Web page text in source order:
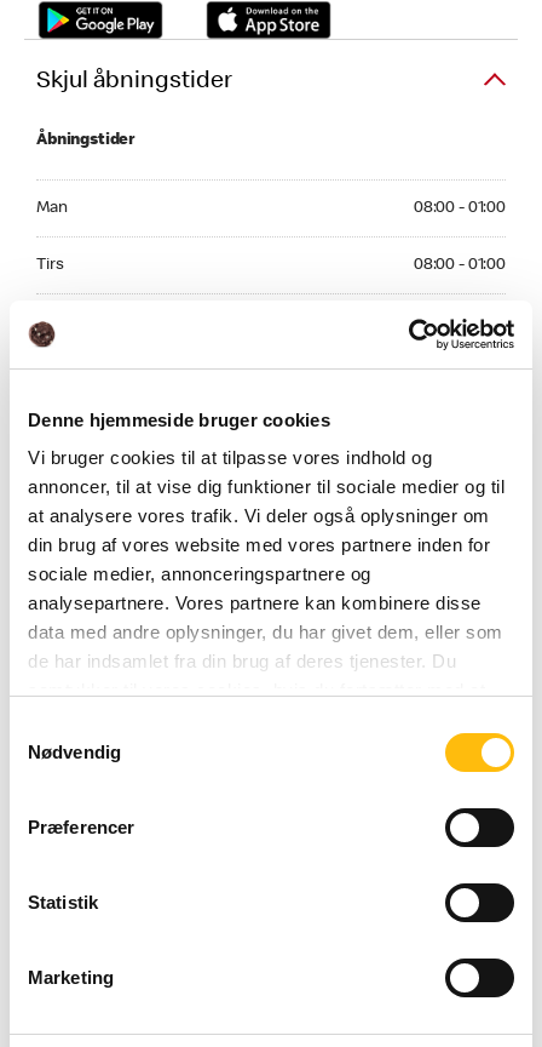
Denne hjemmeside bruger cookies
Vi bruger cookies til at tilpasse vores indhold og
annoncer, til at vise dig funktioner til sociale medier og til
at analysere vores trafik. Vi deler også oplysninger om
din brug af vores website med vores partnere inden for
sociale medier, annonceringspartnere og
analysepartnere. Vores partnere kan kombinere disse
data med andre oplysninger, du har givet dem, eller som
de har indsamlet fra din brug af deres tjenester. Du
Nødvendig
Præferencer
Statistik
Marketing
Skjul åbningstider
Åbningstider
Man 08:00 - 01:00
Tirs 08:00 - 01:00
Ons 08:00 - 01:00
Thursday 08:00 - 01:00
Friday 08:00 - 01:00
Lør 08:00 - 01:00
Saturday 08:00 - 01:00
Søn 08:00 - 01:00
Sunday 08:00 - 01:00